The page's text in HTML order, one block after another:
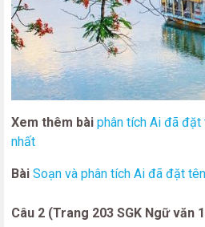
Xem thêm bài phân tích Ai đã
nhất
Bài Soạn và phân tích Ai đã đặt
Câu 2 (Trang 203 SGK Ngữ văn